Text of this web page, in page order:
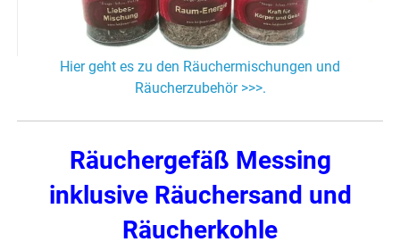
Hier geht es zu den Räuchermischungen und
Räucherzubehör >>>.
Räuchergefäß Messing
inklusive Räuchersand und
Räucherkohle